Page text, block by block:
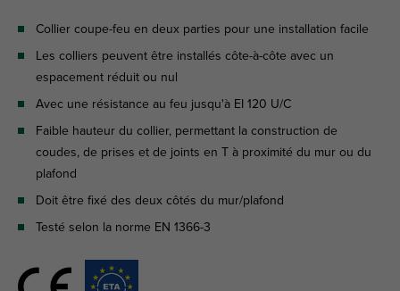
Collier coupe-feu en deux parties pour une installation facile
Les colliers peuvent être installés côte-à-côte avec un
espacement réduit ou nul
Avec une résistance au feu jusqu'à EI 120 U/C
Faible hauteur du collier, permettant la construction de
coudes, de prises et de joints en T à proximité du mur ou du
plafond
Doit être fixé des deux côtés du mur/plafond
Testé selon la norme EN 1366-3